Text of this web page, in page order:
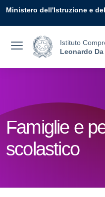
Ministero dell'Istruzione e
Istituto
Leonardo
Famiglie e
scolastico